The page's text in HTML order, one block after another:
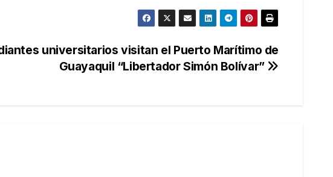
universitarios visitan el Puerto Marítimo de
Guayaquil “Libertador Simón Bolívar”